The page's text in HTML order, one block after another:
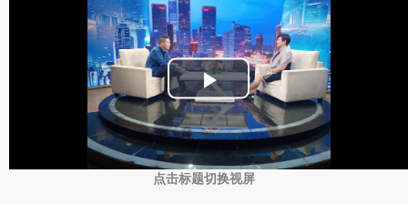
播
放
点击标题切换视屏